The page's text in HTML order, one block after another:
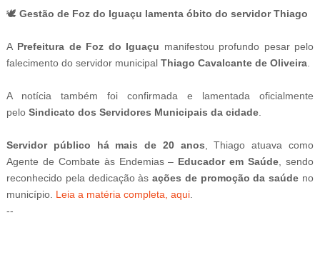
🕊️ Gestão de Foz do Iguaçu lamenta óbito do servidor Thiago
A Prefeitura de Foz do Iguaçu manifestou profundo pesar pelo
falecimento do servidor municipal Thiago Cavalcante de Oliveira.
A notícia também foi confirmada e lamentada oficialmente
pelo Sindicato dos Servidores Municipais da cidade.
Servidor público há mais de 20 anos , Thiago atuava como
Agente de Combate às Endemias – Educador em Saúde , sendo
reconhecido pela dedicação àsações de promoção da saúde no
município. Leia a matéria completa, aqui.
--